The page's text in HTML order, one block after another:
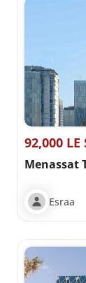
92,000
Menassat
Esraa